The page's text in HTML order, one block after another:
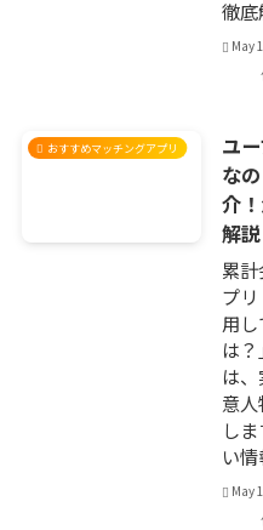
徹底
May
おすすめマッチングアプリ
ユ
な
介
解
累
プ
用
は
は
意
し
い
May